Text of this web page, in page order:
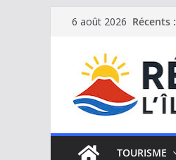
Passer
contenu
6 août 2026 Récents :
TOURISME